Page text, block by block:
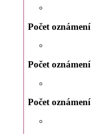
Počet oznámení
Počet oznámení
Počet oznámení